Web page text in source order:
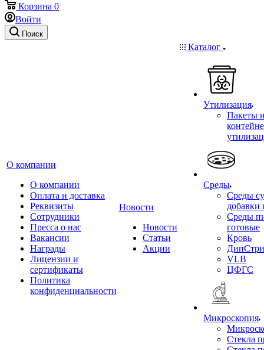
Корзина 0
Войти
Поиск
О компании
О компании
Оплата и доставка
Реквизиты
Сотрудники
Пресса о нас
Вакансии
Награды
Лицензии и
сертификаты
Политика
конфиденциальности
Новости
Новости
Статьи
Акции
Каталог
Утилизация
Пакеты
Среды
Среды
добавки
Среды
готовые
Кровь
VLB
ЦФГС
Микроскопия
Стекла